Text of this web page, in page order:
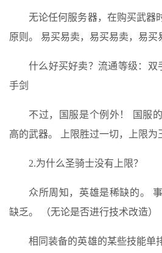
无论任何服务器，在购买武器
原则。 易买易卖，易买易卖，易买
什么好买好卖？流通等级：双
手剑
不过，国服是个例外！ 国服
高的武器。 上限胜过一切，上限为
2.为什么圣骑士没有上限？
众所周知，英雄是稀缺的。
缺乏。 （无论是否进行技术改造）
相同装备的英雄的某些技能单